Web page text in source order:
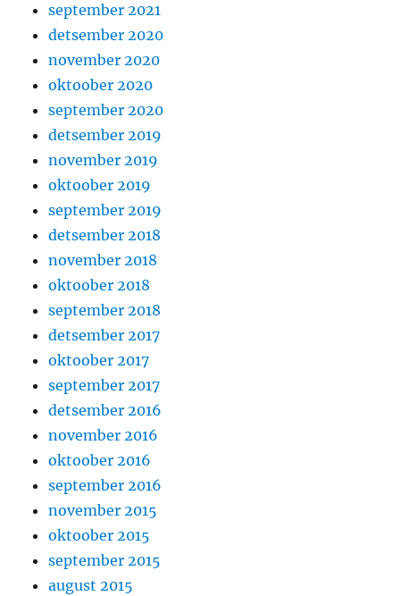
september 2021
detsember 2020
november 2020
oktoober 2020
september 2020
detsember 2019
november 2019
oktoober 2019
september 2019
detsember 2018
november 2018
oktoober 2018
september 2018
detsember 2017
oktoober 2017
september 2017
detsember 2016
november 2016
oktoober 2016
september 2016
november 2015
oktoober 2015
september 2015
august 2015